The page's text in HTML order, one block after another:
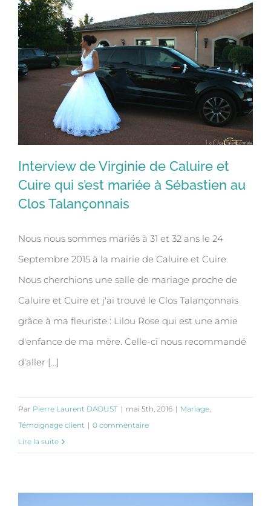
Interview de Virginie de Caluire et
Cuire qui s’est mariée à Sébastien au
Clos Talançonnais
Interview de Virginie de Caluire et
Cuire qui s’est mariée à Sébastien au
Clos Talançonnais
Nous nous sommes mariés à 31 et 32 ans le 24
Septembre 2015 à la mairie de Caluire et Cuire.
Nous cherchions une salle de mariage proche de
Caluire et Cuire et j'ai trouvé le Clos Talançonnais
grâce à ma fleuriste : Lilou Rose qui est une amie
d'enfance de ma mère. Celle-ci nous recommandé
d'aller [...]
Par Pierre Laurent DAOUST | mai 5th, 2016 | Mariage,
Témoignage client | 0 commentaire
Lire la suite